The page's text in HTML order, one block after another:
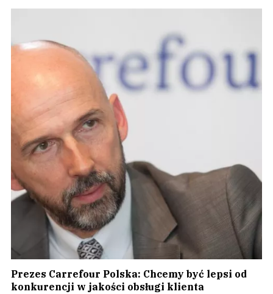
Prezes Carrefour Polska: Chcemy być lepsi od
konkurencji w jakości obsługi klienta